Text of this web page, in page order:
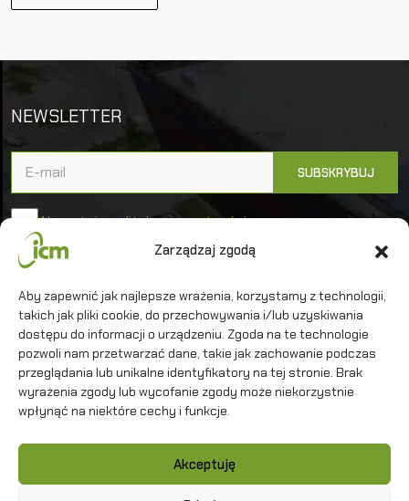
Zarządzaj zgodą
Aby zapewnić jak najlepsze wrażenia, korzystamy z technologii,
takich jak pliki cookie, do przechowywania i/lub uzyskiwania
dostępu do informacji o urządzeniu. Zgoda na te technologie
pozwoli nam przetwarzać dane, takie jak zachowanie podczas
przeglądania lub unikalne identyfikatory na tej stronie. Brak
wyrażenia zgody lub wycofanie zgody może niekorzystnie
wpłynąć na niektóre cechy i funkcje.
Akceptuję
NEWSLETTER
Akceptuję politykę prywatności
Uniwersytet Warszawski
Interdyscyplinarne Centrum Modelowania
Matematycznego i Komputerowego
Kontakt
Polityka prywatności